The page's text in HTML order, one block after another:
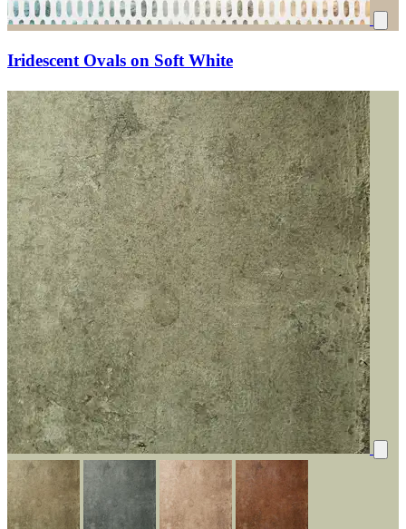
Iridescent Ovals on Soft White